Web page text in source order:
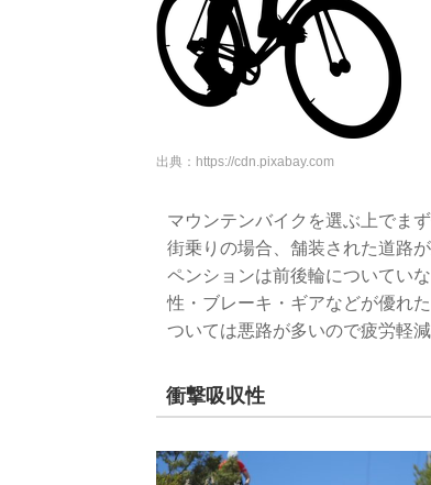
出典： https://cdn.pixabay.com
マウンテンバイクを選ぶ上でま
街乗りの場合、舗装された道路
ペンションは前後輪についてい
性・ブレーキ・ギアなどが優れ
ついては悪路が多いので疲労軽
衝撃吸収性